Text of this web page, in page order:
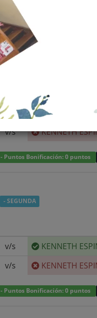
v/s KENNETH
- Puntos Bonificación: 0 puntos
- SEGUNDA
v/s KENNETH
v/s KENNETH
- Puntos Bonificación: 0 puntos